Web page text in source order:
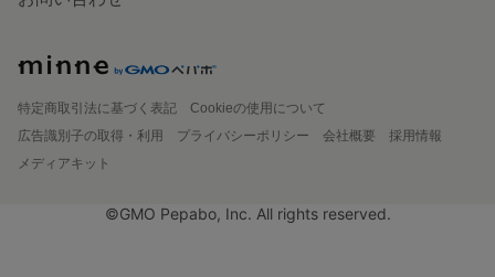
特定商取引法に基づく表記
Cookieの使用について
広告識別子の取得・利用
プライバシーポリシー 会社概要
採用情報
メディアキット
©GMO Pepabo, Inc. All rights reserved.